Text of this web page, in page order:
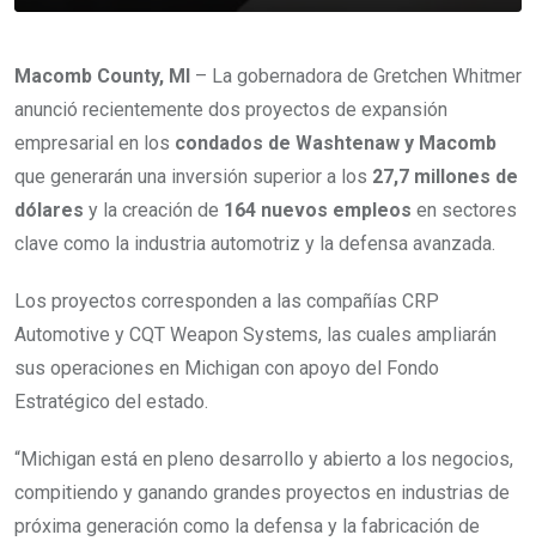
Macomb County, MI
– La gobernadora de Gretchen Whitmer
anunció recientemente dos proyectos de expansión
empresarial en los condados de Washtenaw y Macomb
que generarán una inversión superior a los 27,7 millones de
dólares y la creación de 164 nuevos empleos en sectores
clave como la industria automotriz y la defensa avanzada.
Los proyectos corresponden a las compañías CRP
Automotive y CQT Weapon Systems, las cuales ampliarán
sus operaciones en Michigan con apoyo del Fondo
Estratégico del estado.
“Michigan está en pleno desarrollo y abierto a los negocios,
compitiendo y ganando grandes proyectos en industrias de
próxima generación como la defensa y la fabricación de